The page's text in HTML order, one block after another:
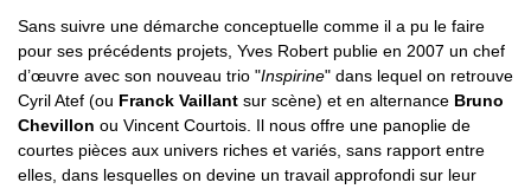
Sans suivre une démarche conceptuelle comme il a pu le faire
pour ses précédents projets, Yves Robert publie en 2007 un chef
d’œuvre avec son nouveau trio "Inspirine" dans lequel on retrouve
Cyril Atef (ou Franck Vaillant sur scène) et en alternance Bruno
Chevillon ou Vincent Courtois. Il nous offre une panoplie de
courtes pièces aux univers riches et variés, sans rapport entre
elles, dans lesquelles on devine un travail approfondi sur leur